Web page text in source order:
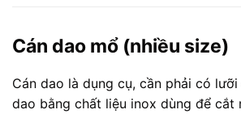
Cán dao mổ (nhiều size)
Cán dao là dụng cụ, cần phải có
dao bằng chất liệu inox dùng để cắt